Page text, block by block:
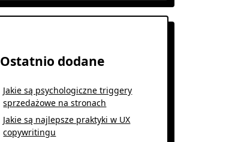
Ostatnio dodane
Jakie są psychologiczne triggery
sprzedażowe na stronach
Jakie są najlepsze praktyki w UX
copywritingu